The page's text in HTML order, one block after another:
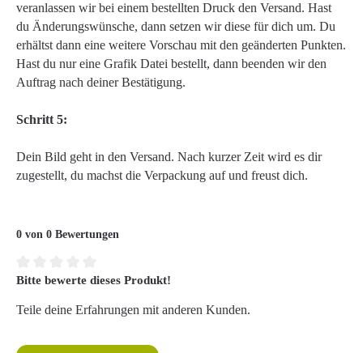
veranlassen wir bei einem bestellten Druck den Versand. Hast
du Änderungswünsche, dann setzen wir diese für dich um. Du
erhältst dann eine weitere Vorschau mit den geänderten Punkten.
Hast du nur eine Grafik Datei bestellt, dann beenden wir den
Auftrag nach deiner Bestätigung.
Schritt 5:
Dein Bild geht in den Versand. Nach kurzer Zeit wird es dir
zugestellt, du machst die Verpackung auf und freust dich.
0 von 0 Bewertungen
Durchschnittliche Bewertung von 0 von 5 Sternen
Bitte bewerte dieses Produkt!
Teile deine Erfahrungen mit anderen Kunden.